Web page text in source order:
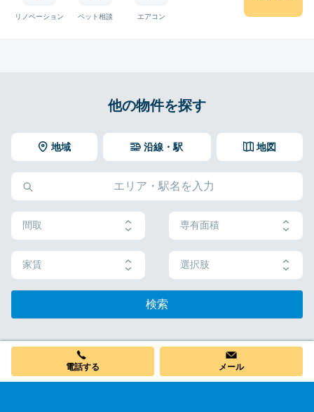
リノベーション ペット相談 エアコン
他の物件を探す
地域 地図
沿線・駅
間取 専有面積
家賃 選択肢
検索
電話する メール